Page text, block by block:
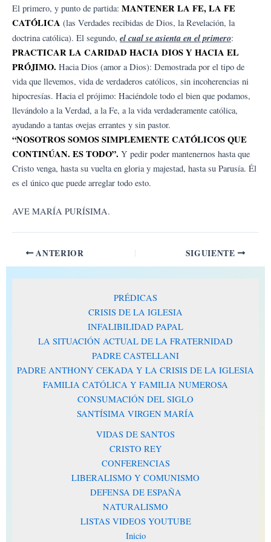
El primero, y punto de partida: MANTENER LA FE, LA FE
CATÓLICA (las Verdades recibidas de Dios, la Revelación, la
doctrina católica). El segundo, el cual se asienta en el primero:
PRACTICAR LA CARIDAD HACIA DIOS Y HACIA EL
PRÓJIMO. Hacia Dios (amor a Dios): Demostrada por el tipo de
vida que llevemos, vida de verdaderos católicos, sin incoherencias ni
hipocresías. Hacia el prójimo: Haciéndole todo el bien que podamos,
llevándolo a la Verdad, a la Fe, a la vida verdaderamente católica,
ayudando a tantas ovejas errantes y sin pastor.
“NOSOTROS SOMOS SIMPLEMENTE CATÓLICOS QUE
CONTINÚAN. ES TODO”. Y pedir poder mantenernos hasta que
Cristo venga, hasta su vuelta en gloria y majestad, hasta su Parusía. Él
es el único que puede arreglar todo esto.
AVE MARÍA PURÍSIMA.
ANTERIOR SIGUIENTE
PRÉDICAS
CRISIS DE LA IGLESIA
INFALIBILIDAD PAPAL
LA SITUACIÓN ACTUAL DE LA FRATERNIDAD
PADRE CASTELLANI
PADRE ANTHONY CEKADA Y LA CRISIS DE LA IGLESIA
FAMILIA CATÓLICA Y FAMILIA NUMEROSA
CONSUMACIÓN DEL SIGLO
SANTÍSIMA VIRGEN MARÍA
VIDAS DE SANTOS
CRISTO REY
CONFERENCIAS
LIBERALISMO Y COMUNISMO
DEFENSA DE ESPAÑA
NATURALISMO
LISTAS VIDEOS YOUTUBE
Inicio